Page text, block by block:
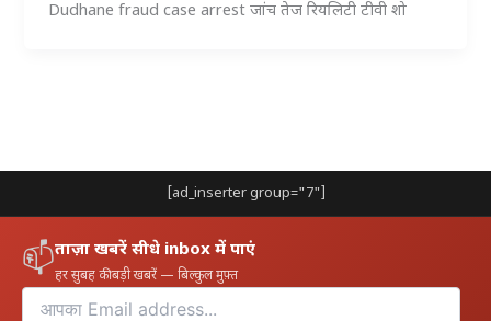
Dudhane fraud case arrest जांच तेज रियलिटी टीवी शो
[ad_inserter group="7"]
📫ताज़ा खबरें सीधे inbox में पाएं
हर सुबह की बड़ी खबरें — बिल्कुल मुफ़्त